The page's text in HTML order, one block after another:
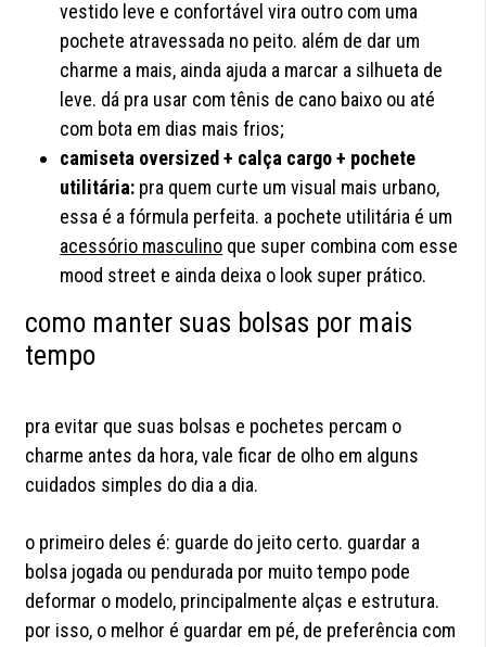
vestido leve e confortável vira outro com uma
pochete atravessada no peito. além de dar um
charme a mais, ainda ajuda a marcar a silhueta de
leve. dá pra usar com tênis de cano baixo ou até
com bota em dias mais frios;
camiseta oversized + calça cargo + pochete
utilitária: pra quem curte um visual mais urbano,
essa é a fórmula perfeita. a pochete utilitária é um
acessório masculino que super combina com esse
mood street e ainda deixa o look super prático.
como manter suas bolsas por mais
tempo
pra evitar que suas bolsas e pochetes percam o
charme antes da hora, vale ficar de olho em alguns
cuidados simples do dia a dia.
o primeiro deles é: guarde do jeito certo. guardar a
bolsa jogada ou pendurada por muito tempo pode
deformar o modelo, principalmente alças e estrutura.
por isso, o melhor é guardar em pé, de preferência com